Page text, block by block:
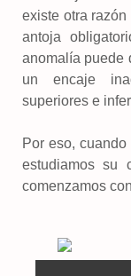
existe otra
antoja
anomalía puede
un encaje
superiores e
Por eso,
estudiamos su
comenzamos